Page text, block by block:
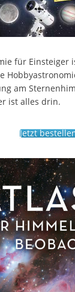
für Einsteiger
am
ist alles drin.
Jetzt